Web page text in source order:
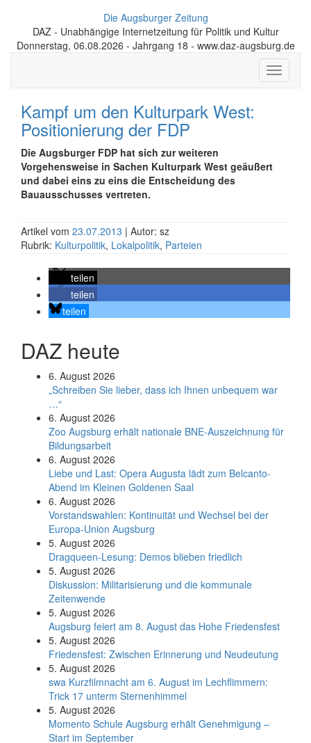
Die Augsburger Zeitung
DAZ - Unabhängige Internetzeitung für Politik und Kultur
Donnerstag, 06.08.2026 - Jahrgang 18 - www.daz-augsburg.de
Toggle
Kampf um den Kulturpark West:
Positionierung der FDP
Die Augsburger FDP hat sich zur weiteren
Vorgehensweise in Sachen Kulturpark West geäußert
und dabei eins zu eins die Entscheidung des
Bauausschusses vertreten.
Artikel vom 23.07.2013 | Autor: sz
Rubrik: Kulturpolitik, Lokalpolitik, Parteien
teilen
teilen
teilen
DAZ heute
6. August 2026
„Schreiben Sie lieber, dass ich Ihnen unbequem war
…“
6. August 2026
Zoo Augsburg erhält nationale BNE-Auszeichnung für
Bildungsarbeit
6. August 2026
Liebe und Last: Opera Augusta lädt zum Belcanto-
Abend im Kleinen Goldenen Saal
6. August 2026
Vorstandswahlen: Kontinuität und Wechsel bei der
Europa-Union Augsburg
5. August 2026
Dragqueen-Lesung: Demos blieben friedlich
5. August 2026
Diskussion: Mi­li­ta­ri­sie­rung und die kommunale
Zeitenwende
5. August 2026
Augsburg feiert am 8. August das Hohe Friedensfest
5. August 2026
Friedensfest: Zwischen Erinnerung und Neudeutung
5. August 2026
swa Kurz­film­nacht am 6. August im Lech­flim­mern:
Trick 17 unterm Sternen­himmel
5. August 2026
Momento Schule Augsburg erhält Genehmigung –
Start im September